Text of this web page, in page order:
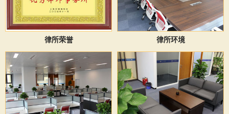
律所荣誉 律所环境